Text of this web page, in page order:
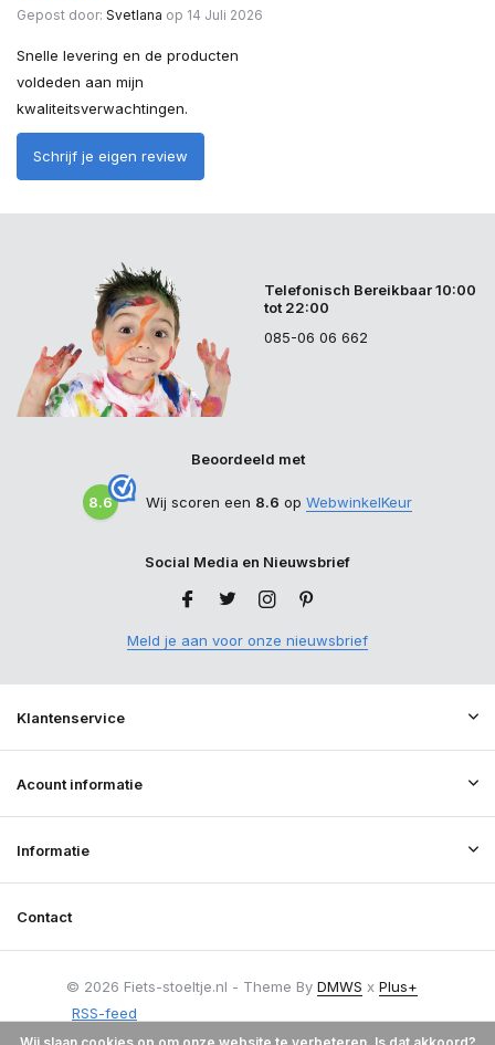
Gepost door: Svetlana op 14 Juli 2026
Snelle levering en de producten
voldeden aan mijn
kwaliteitsverwachtingen.
Schrijf je eigen review
Telefonisch Bereikbaar 10:00
tot 22:00
085-06 06 662
Beoordeeld met
8.6 Wij scoren een 8.6 op WebwinkelKeur
Social Media en Nieuwsbrief
Meld je aan voor onze nieuwsbrief
Klantenservice
Acount informatie
Informatie
Contact
© 2026 Fiets-stoeltje.nl - Theme By DMWS x Plus+
RSS-feed